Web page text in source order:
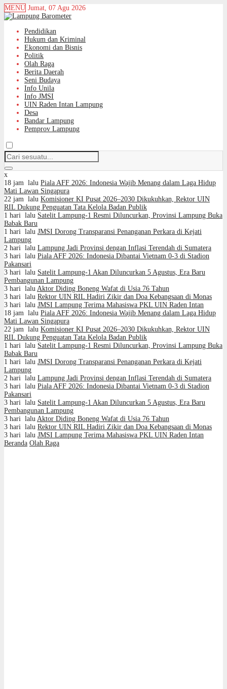
MENU Jumat, 07 Agu 2026
Pendidikan
Hukum dan Kriminal
Ekonomi dan Bisnis
Politik
Olah Raga
Berita Daerah
Seni Budaya
Info Unila
Info JMSI
UIN Raden Intan Lampung
Desa
Bandar Lampung
Pemprov Lampung
x
18 jam lalu Piala AFF 2026: Indonesia Wajib Menang dalam Laga Hidup
Mati Lawan Singapura
22 jam lalu Komisioner KI Pusat 2026–2030 Dikukuhkan, Rektor UIN
RIL Dukung Penguatan Tata Kelola Badan Publik
1 hari lalu Satelit Lampung-1 Resmi Diluncurkan, Provinsi Lampung Buka
Babak Baru
1 hari lalu JMSI Dorong Transparansi Penanganan Perkara di Kejati
Lampung
2 hari lalu Lampung Jadi Provinsi dengan Inflasi Terendah di Sumatera
3 hari lalu Piala AFF 2026: Indonesia Dibantai Vietnam 0-3 di Stadion
Pakansari
3 hari lalu Satelit Lampung-1 Akan Diluncurkan 5 Agustus, Era Baru
Pembangunan Lampung
3 hari lalu Aktor Diding Boneng Wafat di Usia 76 Tahun
3 hari lalu Rektor UIN RIL Hadiri Zikir dan Doa Kebangsaan di Monas
3 hari lalu JMSI Lampung Terima Mahasiswa PKL UIN Raden Intan
18 jam lalu Piala AFF 2026: Indonesia Wajib Menang dalam Laga Hidup
Mati Lawan Singapura
22 jam lalu Komisioner KI Pusat 2026–2030 Dikukuhkan, Rektor UIN
RIL Dukung Penguatan Tata Kelola Badan Publik
1 hari lalu Satelit Lampung-1 Resmi Diluncurkan, Provinsi Lampung Buka
Babak Baru
1 hari lalu JMSI Dorong Transparansi Penanganan Perkara di Kejati
Lampung
2 hari lalu Lampung Jadi Provinsi dengan Inflasi Terendah di Sumatera
3 hari lalu Piala AFF 2026: Indonesia Dibantai Vietnam 0-3 di Stadion
Pakansari
3 hari lalu Satelit Lampung-1 Akan Diluncurkan 5 Agustus, Era Baru
Pembangunan Lampung
3 hari lalu Aktor Diding Boneng Wafat di Usia 76 Tahun
3 hari lalu Rektor UIN RIL Hadiri Zikir dan Doa Kebangsaan di Monas
3 hari lalu JMSI Lampung Terima Mahasiswa PKL UIN Raden Intan
Beranda Olah Raga